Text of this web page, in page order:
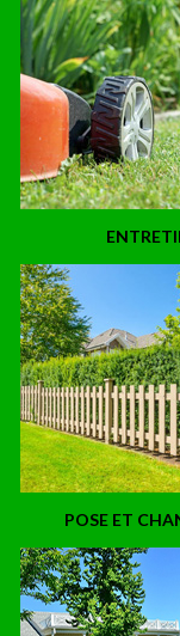
POSE ET